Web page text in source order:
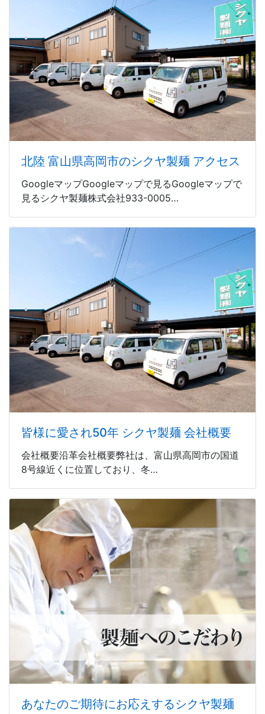
北陸 富山県高岡市のシクヤ製麺 アクセス
GoogleマップGoogleマップで見るGoogleマップで
見るシクヤ製麺株式会社933-0005…
皆様に愛され50年 シクヤ製麺 会社概要
会社概要沿革会社概要弊社は、富山県高岡市の国道
8号線近くに位置しており、冬…
あなたのご期待にお応えするシクヤ製麺